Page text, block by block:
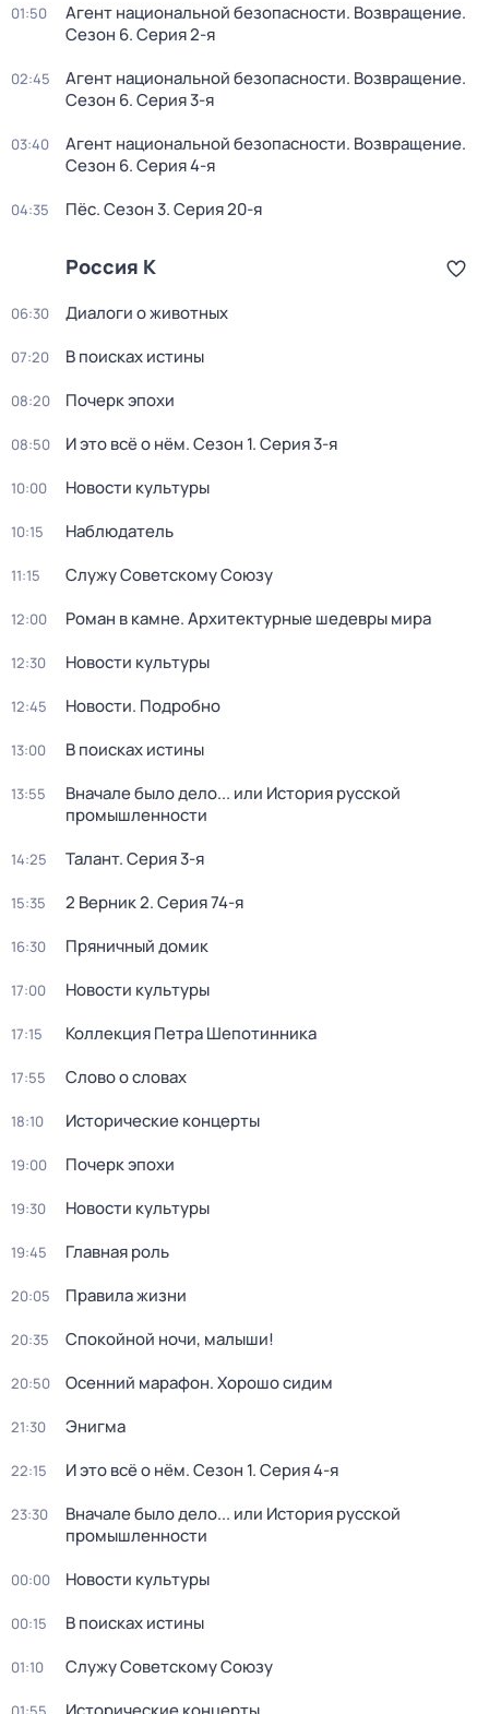
01:50 Агент национальной безопасности. Возвращение.
Сезон 6. Серия 2-я
02:45 Агент национальной безопасности. Возвращение.
Сезон 6. Серия 3-я
03:40 Агент национальной безопасности. Возвращение.
Сезон 6. Серия 4-я
04:35 Пёс. Сезон 3. Серия 20-я
Россия К
06:30 Диалоги о животных
07:20 В поисках истины
08:20 Почерк эпохи
08:50 И это всё о нём. Сезон 1. Серия 3-я
10:00 Новости культуры
10:15 Наблюдатель
11:15 Служу Советскому Союзу
12:00 Роман в камне. Архитектурные шедевры мира
12:30 Новости культуры
12:45 Новости. Подробно
13:00 В поисках истины
13:55
Вначале было дело... или История русской
промышленности
14:25 Талант. Серия 3-я
15:35 2 Верник 2. Серия 74-я
16:30 Пряничный домик
17:00 Новости культуры
17:15 Коллекция Петра Шепотинника
17:55 Слово о словах
18:10 Исторические концерты
19:00 Почерк эпохи
19:30 Новости культуры
19:45 Главная роль
20:05 Правила жизни
20:35 Спокойной ночи, малыши!
20:50 Осенний марафон. Хорошо сидим
21:30 Энигма
22:15 И это всё о нём. Сезон 1. Серия 4-я
23:30
Вначале было дело... или История русской
промышленности
00:00 Новости культуры
00:15 В поисках истины
01:10 Служу Советскому Союзу